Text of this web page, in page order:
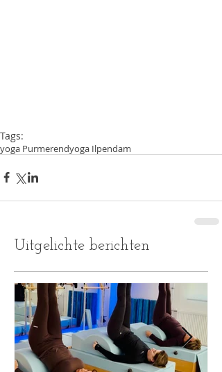
Tags:
yoga Purmerendyoga Ilpendam
Uitgelichte berichten